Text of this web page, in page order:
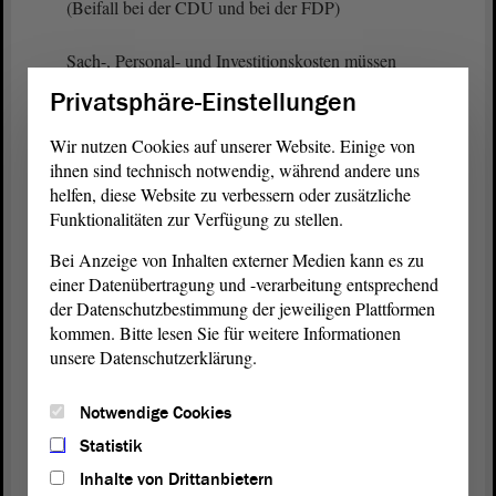
(Beifall bei der CDU und bei der FDP)
Sach-, Personal- und Investitionskosten müssen
Thema des Eigenanteils nicht aus dem Blick
verloren werden; denn selbst die 10 € oder 15 € für
eine Frau pro Tag bringen manche Frauen in
dramatische Situationen.
Fall, dass der Mann das Konto hat. Wenn die Frau
Gewalt erfährt, ihre Kinder schnappen und sie in
Sicherheit bringen muss, dann hat sie schlichtweg
keinen Zugriff auf das Geld. Das ist nicht tragbar.
(Zustimmung bei der CDU und bei der FDP)
Liebe Kolleginnen und Kollegen! Keine Frau darf
aufgrund dessen davon abgeschreckt werden, für
Privatsphäre-Einstellungen
Wir nutzen Cookies auf unserer Website. Einige von
ihnen sind technisch notwendig, während andere uns
helfen, diese Website zu verbessern oder zusätzliche
Funktionalitäten zur Verfügung zu stellen.
Bei Anzeige von Inhalten externer Medien kann es zu
einer Datenübertragung und -verarbeitung entsprechend
der Datenschutzbestimmung der jeweiligen Plattformen
kommen. Bitte lesen Sie für weitere Informationen
unsere Datenschutzerklärung.
Notwendige Cookies
Statistik
Inhalte von Drittanbietern